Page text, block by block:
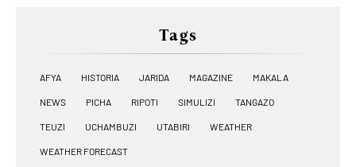
Tags
AFYA HISTORIA JARIDA MAGAZINE MAKALA
NEWS PICHA RIPOTI SIMULIZI TANGAZO
TEUZI UCHAMBUZI UTABIRI WEATHER
WEATHER FORECAST